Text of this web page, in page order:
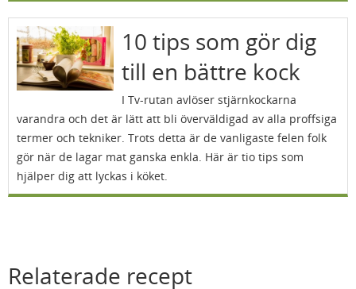
10 tips som gör dig
till en bättre kock
I Tv-rutan avlöser stjärnkockarna
varandra och det är lätt att bli överväldigad av alla proffsiga
termer och tekniker. Trots detta är de vanligaste felen folk
gör när de lagar mat ganska enkla. Här är tio tips som
hjälper dig att lyckas i köket.
Relaterade recept